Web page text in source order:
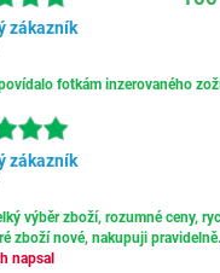
zákazník
fotkám inzerovaného
zákazník
výběr zboží, rozumné ceny,
zboží nové, nakupuji
napsal